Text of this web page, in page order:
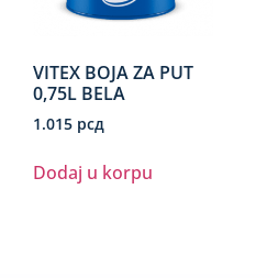
VITEX BOJA ZA PUT
0,75L BELA
1.015 рсд
Dodaj u korpu